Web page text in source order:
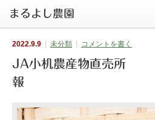
2022.9.9 未分類 コメントを書く
JA小机農産物直売
報